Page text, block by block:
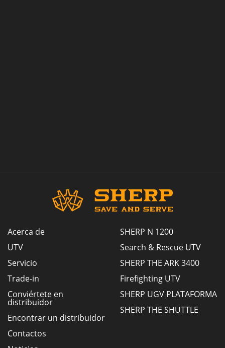
Acerca de
UTV
Servicio
Trade-in
Conviértete en
distribuidor
Encontrar un distribuidor
Contactos
SHERP N 1200
Search & Rescue UTV
SHERP THE ARK 3400
Firefighting UTV
SHERP UGV PLATAFORMA
SHERP THE SHUTTLE